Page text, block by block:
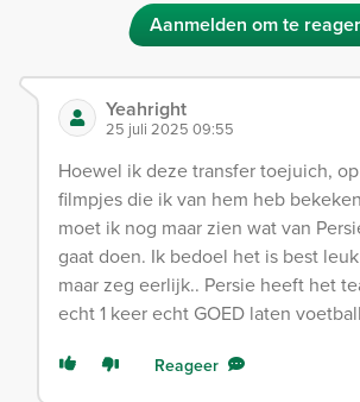
Aanmelden om te
Yeahright
25 juli 2025 09:55
Hoewel ik deze transfer toejuich,
filmpjes die ik van hem heb
moet ik nog maar zien wat van
gaat doen. Ik bedoel het is best
maar zeg eerlijk.. Persie heeft het
echt 1 keer echt GOED laten
Reageer